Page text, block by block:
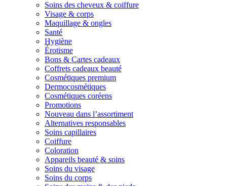
Soins des cheveux & coiffure
Visage & corps
Maquillage & ongles
Santé
Hygiène
Érotisme
Bons & Cartes cadeaux
Coffrets cadeaux beauté
Cosmétiques premium
Dermocosmétiques
Cosmétiques coréens
Promotions
Nouveau dans l’assortiment
Alternatives responsables
Soins capillaires
Coiffure
Coloration
Appareils beauté & soins
Soins du visage
Soins du corps